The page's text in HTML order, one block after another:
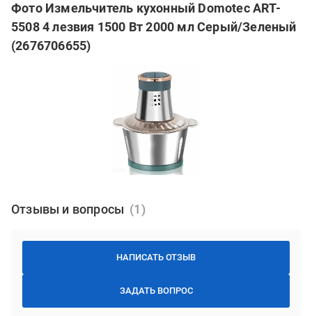
Фото Измельчитель кухонный Domotec ART-
5508 4 лезвия 1500 Вт 2000 мл Серый/Зеленый
(2676706655)
Отзывы и вопросы
НАПИСАТЬ ОТЗЫВ
ЗАДАТЬ ВОПРОС